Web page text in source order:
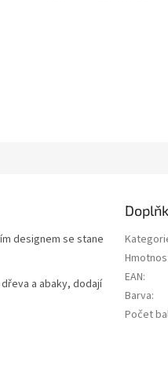
designem se stane
a abaky, dodají
EAN:
Barva:
Počet